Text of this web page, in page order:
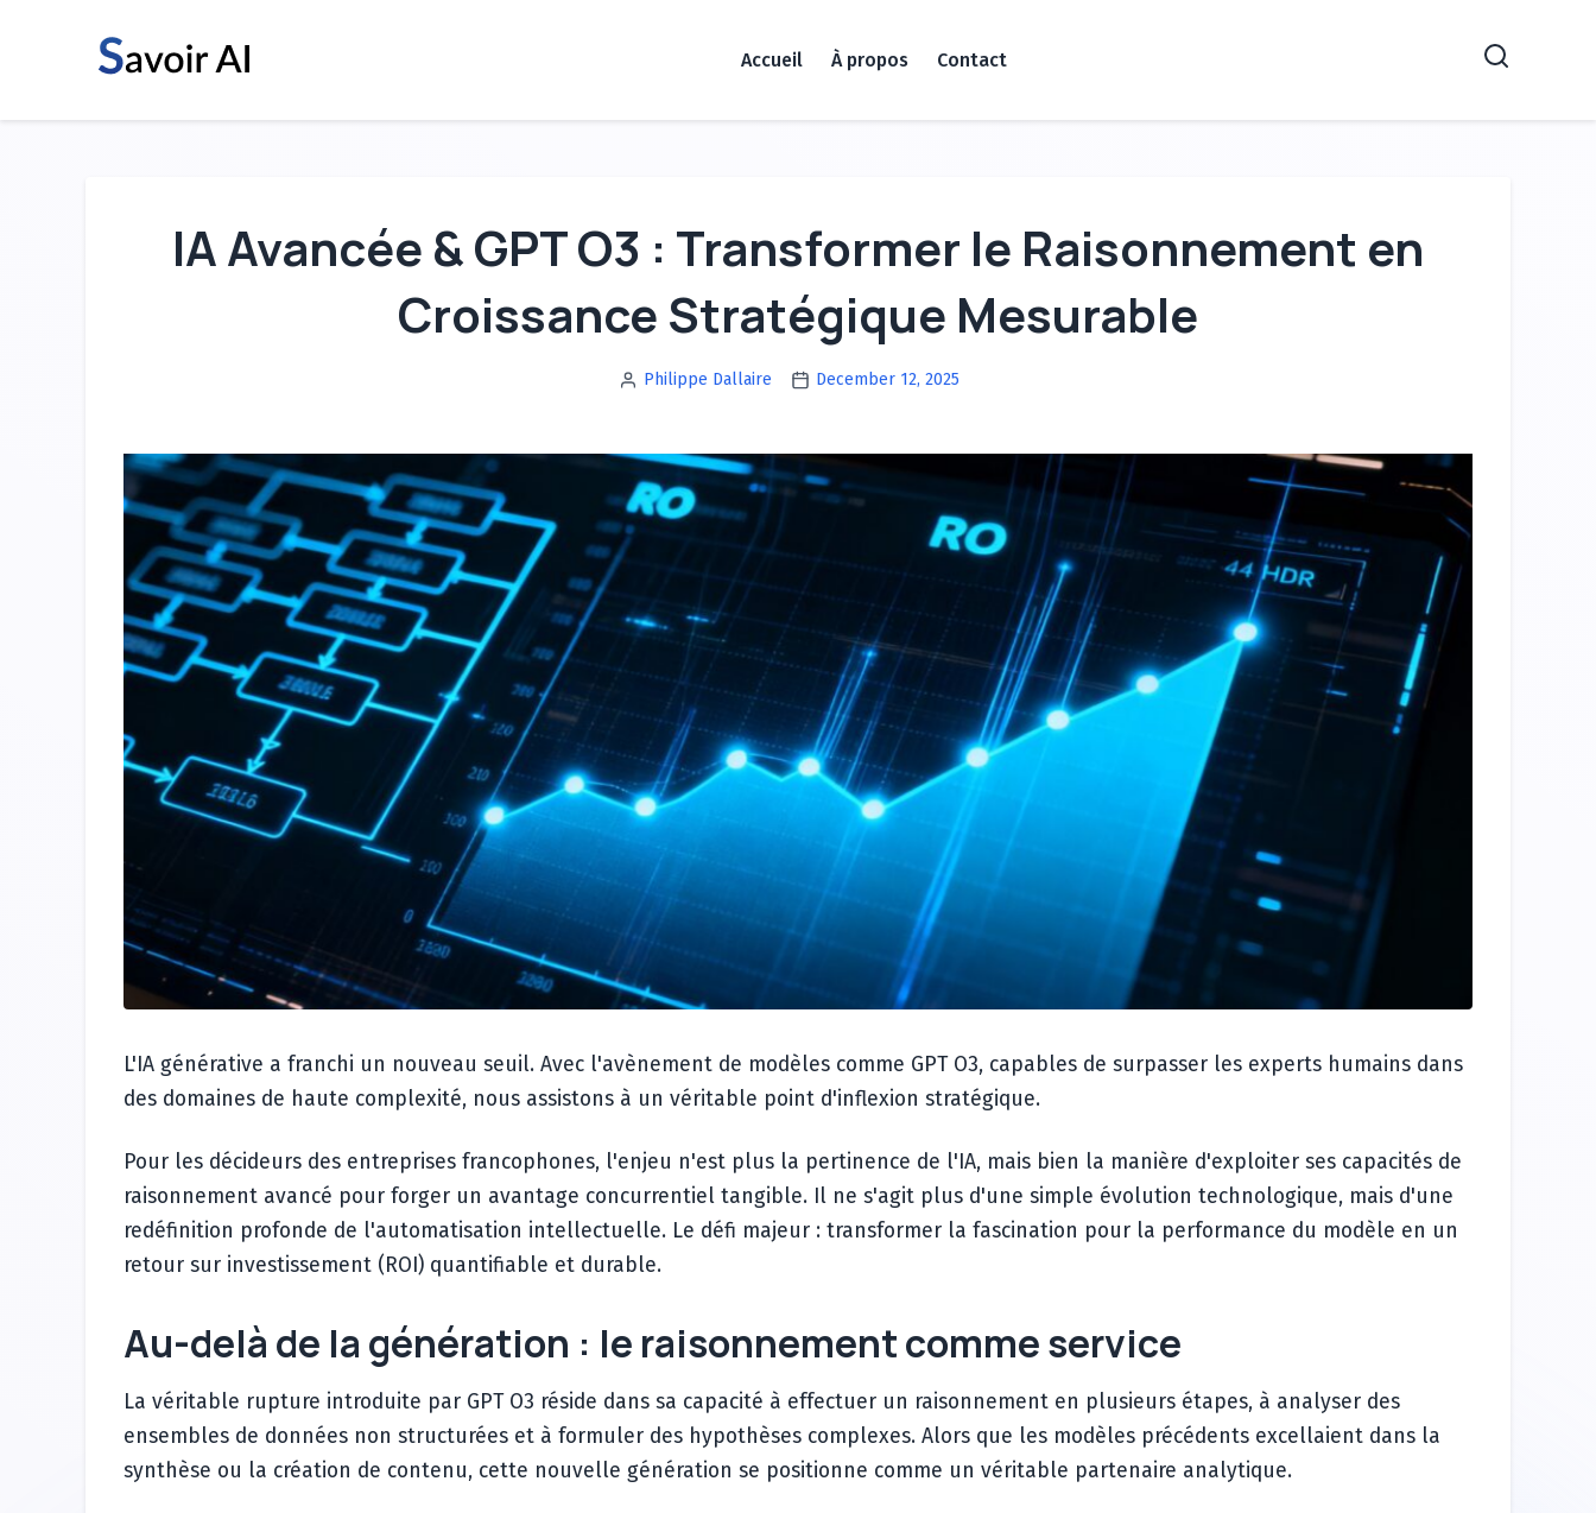
Accueil À propos Contact Recherche
IA Avancée & GPT O3 : Transformer le Raisonnement en
Croissance Stratégique Mesurable
Philippe Dallaire December 12, 2025
L'IA générative a franchi un nouveau seuil. Avec l'avènement de modèles comme GPT O3, capables de surpasser les experts humains dans
des domaines de haute complexité, nous assistons à un véritable point d'inflexion stratégique.
Pour les décideurs des entreprises francophones, l'enjeu n'est plus la pertinence de l'IA, mais bien la manière d'exploiter ses capacités de
raisonnement avancé pour forger un avantage concurrentiel tangible. Il ne s'agit plus d'une simple évolution technologique, mais d'une
redéfinition profonde de l'automatisation intellectuelle. Le défi majeur : transformer la fascination pour la performance du modèle en un
retour sur investissement (ROI) quantifiable et durable.
Au-delà de la génération : le raisonnement comme service
La véritable rupture introduite par GPT O3 réside dans sa capacité à effectuer un raisonnement en plusieurs étapes, à analyser des
ensembles de données non structurées et à formuler des hypothèses complexes. Alors que les modèles précédents excellaient dans la
synthèse ou la création de contenu, cette nouvelle génération se positionne comme un véritable partenaire analytique.